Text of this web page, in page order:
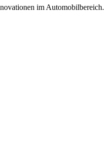
im Automobilbereich.